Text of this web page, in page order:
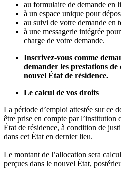
au formulaire de demande en
à un espace unique pour
au suivi de votre demande en
à une messagerie intégrée
charge de votre demande.
Inscrivez-vous comme
demander les prestations
nouvel État de résidence.
Le calcul de vos droits
La période d’emploi attestée sur ce
être prise en compte par l’institution
État de résidence, à condition de
dans cet État en dernier lieu.
Le montant de l’allocation sera
perçues dans le nouvel État,